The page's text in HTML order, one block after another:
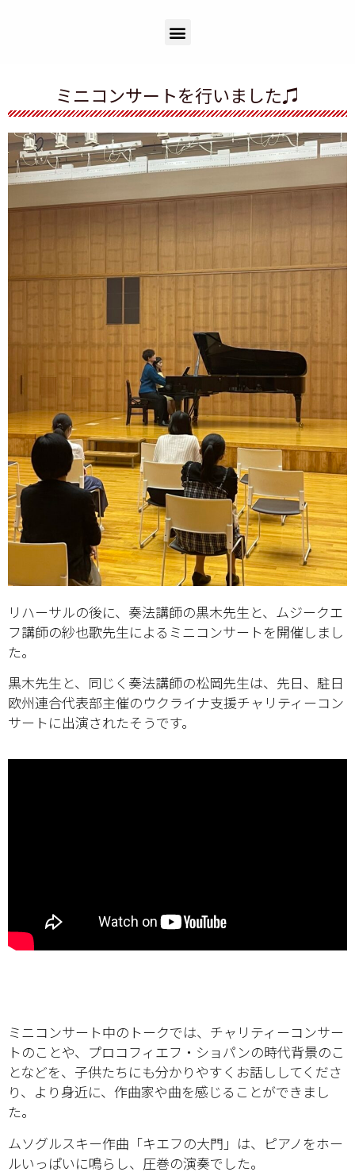
ミニコンサートを行いました♫
リハーサルの後に、奏法講師の黒木先生と、ムジークエ
フ講師の紗也歌先生によるミニコンサートを開催しまし
た。
黒木先生と、同じく奏法講師の松岡先生は、先日、駐日
欧州連合代表部主催のウクライナ支援チャリティーコン
サートに出演されたそうです。
ミニコンサート中のトークでは、チャリティーコンサー
トのことや、プロコフィエフ・ショパンの時代背景のこ
となどを、子供たちにも分かりやすくお話ししてくださ
り、より身近に、作曲家や曲を感じることができまし
た。
ムソグルスキー作曲「キエフの大門」は、ピアノをホー
ルいっぱいに鳴らし、圧巻の演奏でした。